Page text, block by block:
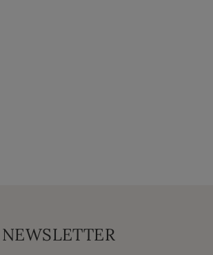
NEWSLETTER